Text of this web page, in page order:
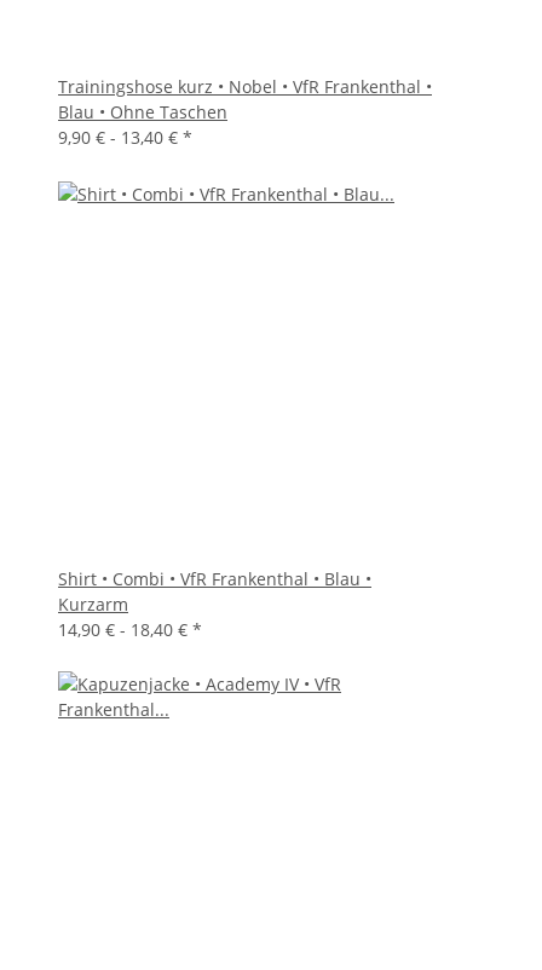
Trainingshose kurz • Nobel • VfR Frankenthal •
Blau • Ohne Taschen
9,90 € - 13,40 € *
Shirt • Combi • VfR Frankenthal • Blau •
Kurzarm
14,90 € - 18,40 € *